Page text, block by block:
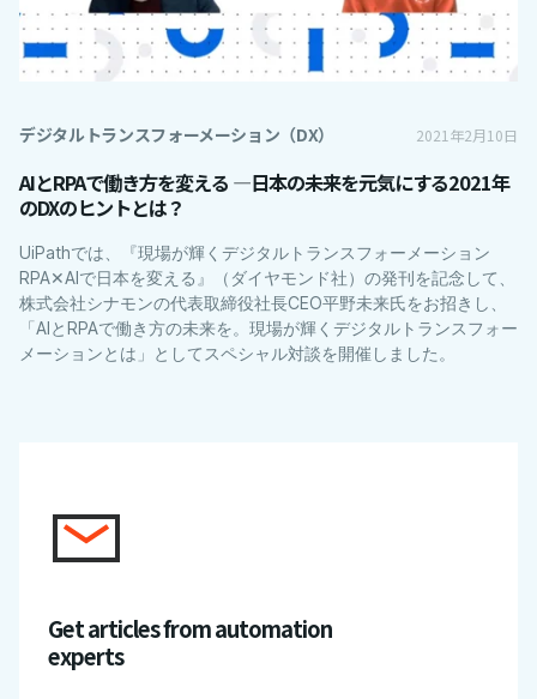
デジタルトランスフォーメーション（DX） 2021年2月10日
AIとRPAで働き方を変える ―日本の未来を元気にする2021年
のDXのヒントとは？
UiPathでは、『現場が輝くデジタルトランスフォーメーション
RPA✕AIで日本を変える』（ダイヤモンド社）の発刊を記念して、
株式会社シナモンの代表取締役社長CEO平野未来氏をお招きし、
「AIとRPAで働き方の未来を。現場が輝くデジタルトランスフォー
メーションとは」としてスペシャル対談を開催しました。
Get articles from automation
experts